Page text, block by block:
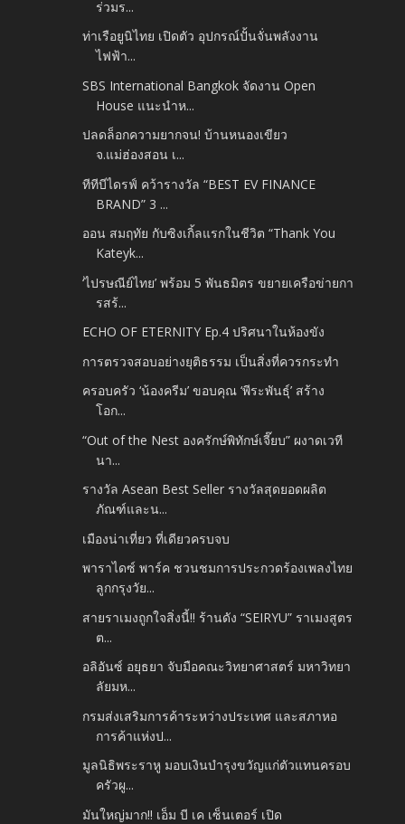
ร่วมร...
ท่าเรือยูนิไทย เปิดตัว อุปกรณ์ปั้นจั่นพลังงาน
ไฟฟ้า...
SBS International Bangkok จัดงาน Open
House แนะนำห...
ปลดล็อกความยากจน! บ้านหนองเขียว
จ.แม่ฮ่องสอน เ...
ทีทีบีไดรฟ์ คว้ารางวัล “BEST EV FINANCE
BRAND” 3 ...
ออน สมฤทัย กับซิงเกิ้ลแรกในชีวิต “Thank You
Kateyk...
‘ไปรษณีย์ไทย’ พร้อม 5 พันธมิตร ขยายเครือข่ายกา
รสร้...
ECHO OF ETERNITY Ep.4 ปริศนาในห้องขัง
การตรวจสอบอย่างยุติธรรม เป็นสิ่งที่ควรกระทำ
ครอบครัว ‘น้องครีม’ ขอบคุณ ‘พีระพันธุ์’ สร้าง
โอก...
“Out of the Nest องครักษ์พิทักษ์เจี๊ยบ” ผงาดเวที
นา...
รางวัล Asean Best Seller รางวัลสุดยอดผลิต
ภัณฑ์และน...
เมืองน่าเที่ยว ที่เดียวครบจบ
พาราไดซ์ พาร์ค ชวนชมการประกวดร้องเพลงไทย
ลูกกรุงวัย...
สายราเมงถูกใจสิ่งนี้!! ร้านดัง “SEIRYU” ราเมงสูตร
ต...
อลิอันซ์ อยุธยา จับมือคณะวิทยาศาสตร์ มหาวิทยา
ลัยมห...
กรมส่งเสริมการค้าระหว่างประเทศ และสภาหอ
การค้าแห่งป...
มูลนิธิพระราหู มอบเงินบำรุงขวัญแก่ตัวแทนครอบ
ครัวผู...
มันใหญ่มาก!! เอ็ม บี เค เซ็นเตอร์ เปิด